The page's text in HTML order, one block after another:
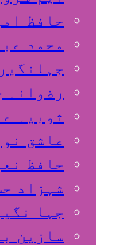
حافظ
محمد
رضوانہ
ثوبیہ
عاشق
حافظ
شہزاد
جہا
سازین